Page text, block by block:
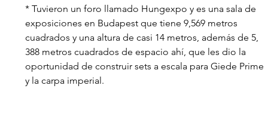
* Tuvieron un foro llamado Hungexpo y es una sala de
exposiciones en Budapest que tiene 9,569 metros
cuadrados y una altura de casi 14 metros, además de 5,
388 metros cuadrados de espacio ahí, que les dio la
oportunidad de construir sets a escala para Giede Prime
y la carpa imperial.